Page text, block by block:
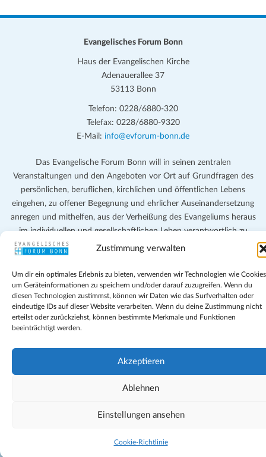
Zustimmung verwalten
Um dir ein optimales Erlebnis zu bieten, verwenden wir Technologien wie
um Geräteinformationen zu speichern und/oder darauf zuzugreifen. Wenn du
diesen Technologien zustimmst, können wir Daten wie das Surfverhalten oder
eindeutige IDs auf dieser Website verarbeiten. Wenn du deine Zustimmung nicht
erteilst oder zurückziehst, können bestimmte Merkmale und Funktionen
beeinträchtigt werden.
Akzeptieren
Ablehnen
Einstellungen ansehen
Cookie-Richtlinie
Evangelisches Forum Bonn
Haus der Evangelischen Kirche
Adenauerallee 37
53113 Bonn
Telefon: 0228/6880-320
Telefax: 0228/6880-9320
E-Mail: info@evforum-bonn.de
Das Evangelische Forum Bonn will in seinen zentralen
Veranstaltungen und den Angeboten vor Ort auf Grundfragen des
persönlichen, beruflichen, kirchlichen und öffentlichen Lebens
eingehen, zu offener Begegnung und ehrlicher Auseinandersetzung
anregen und mithelfen, aus der Verheißung des Evangeliums heraus
im individuellen und gesellschaftlichen Leben verantwortlich zu
denken, zu reden und zu handeln.
Impressum
Datenschutz
Teilnahmebedingungen